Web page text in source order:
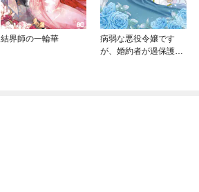
結界師の一輪華
病弱な悪役令嬢です
が、婚約者が過保護す